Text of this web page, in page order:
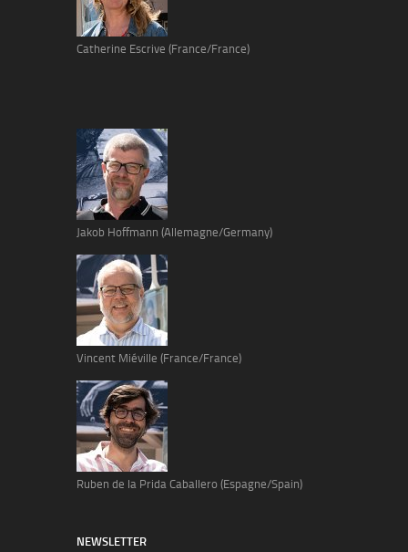
Catherine Escrive (France/France)
Jakob Hoffmann (Allemagne/Germany)
Vincent Miéville (France/France)
Ruben de la Prida Caballero (Espagne/Spain)
NEWSLETTER